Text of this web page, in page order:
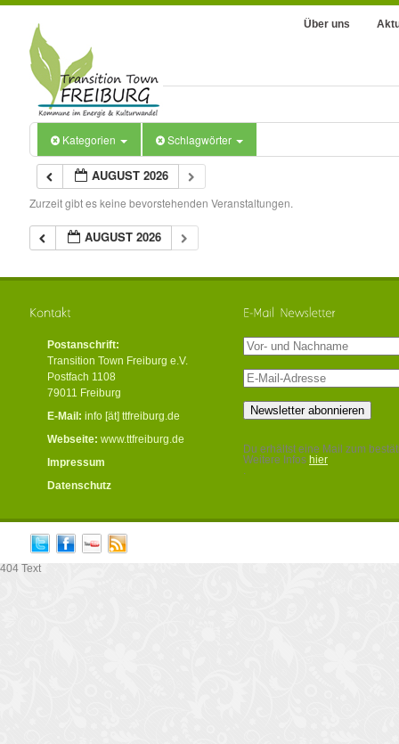
Über uns
Kategorien Schlagwörter
AUGUST 2026
Zurzeit gibt es keine bevorstehenden Veranstaltungen.
AUGUST 2026
Postanschrift:
Transition Town Freiburg e.V.
Postfach 1108
79011 Freiburg
E-Mail: info [ät] ttfreiburg.de
Webseite: www.ttfreiburg.de
Impressum
Datenschutz
Du erhältst eine Mail zum
Weitere Infos hier
.
404 Text